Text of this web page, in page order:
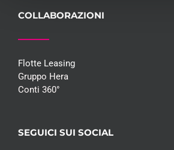
COLLABORAZIONI
Flotte Leasing
Gruppo Hera
Conti 360°
SEGUICI SUI SOCIAL